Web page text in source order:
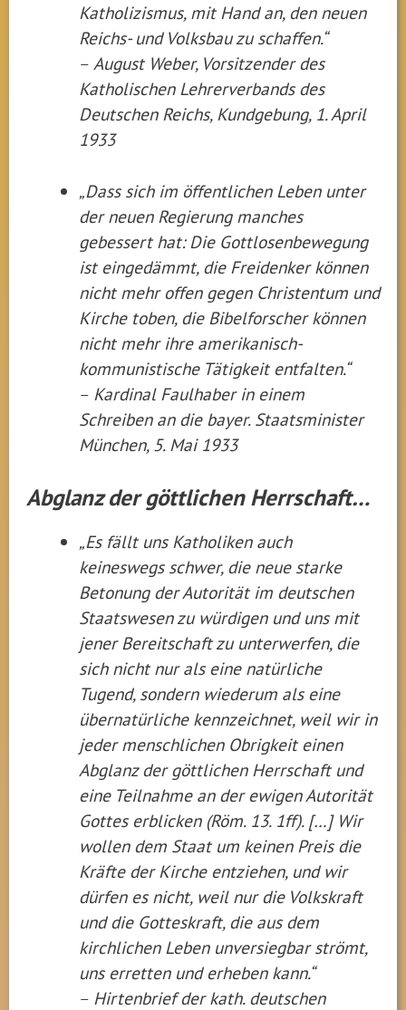
Katholizismus, mit Hand an, den neuen
Reichs- und Volksbau zu schaffen.“
– August Weber, Vorsitzender des
Katholischen Lehrerverbands des
Deutschen Reichs, Kundgebung, 1. April
1933
„Dass sich im öffentlichen Leben unter
der neuen Regierung manches
gebessert hat: Die Gottlosenbewegung
ist eingedämmt, die Freidenker können
nicht mehr offen gegen Christentum und
Kirche toben, die Bibelforscher können
nicht mehr ihre amerikanisch-
kommunistische Tätigkeit entfalten.“
– Kardinal Faulhaber in einem
Schreiben an die bayer. Staatsminister
München, 5. Mai 1933
Abglanz der göttlichen Herrschaft…
„Es fällt uns Katholiken auch
keineswegs schwer, die neue starke
Betonung der Autorität im deutschen
Staatswesen zu würdigen und uns mit
jener Bereitschaft zu unterwerfen, die
sich nicht nur als eine natürliche
Tugend, sondern wiederum als eine
übernatürliche kennzeichnet, weil wir in
jeder menschlichen Obrigkeit einen
Abglanz der göttlichen Herrschaft und
eine Teilnahme an der ewigen Autorität
Gottes erblicken (Röm. 13. 1ff). […] Wir
wollen dem Staat um keinen Preis die
Kräfte der Kirche entziehen, und wir
dürfen es nicht, weil nur die Volkskraft
und die Gotteskraft, die aus dem
kirchlichen Leben unversiegbar strömt,
uns erretten und erheben kann.“
– Hirtenbrief der kath. deutschen